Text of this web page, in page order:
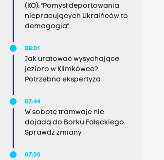
(KO): "Pomysł deportowania
niepracujących Ukraińców to
demagogia"
08:01
Jak uratować wysychające
jezioro w Klimkówce?
Potrzebna ekspertyza
07:44
W sobotę tramwaje nie
dojadą do Borku Fałęckiego.
Sprawdź zmiany
07:30